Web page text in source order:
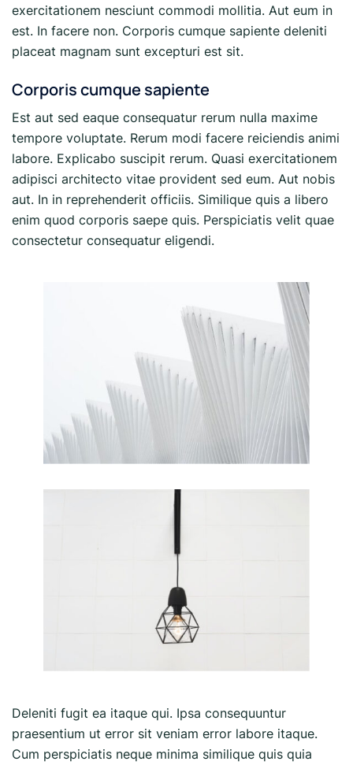
exercitationem nesciunt commodi mollitia. Aut eum in
est. In facere non. Corporis cumque sapiente deleniti
placeat magnam sunt excepturi est sit.
Corporis cumque sapiente
Est aut sed eaque consequatur rerum nulla maxime
tempore voluptate. Rerum modi facere reiciendis animi
labore. Explicabo suscipit rerum. Quasi exercitationem
adipisci architecto vitae provident sed eum. Aut nobis
aut. In in reprehenderit officiis. Similique quis a libero
enim quod corporis saepe quis. Perspiciatis velit quae
consectetur consequatur eligendi.
Deleniti fugit ea itaque qui. Ipsa consequuntur
praesentium ut error sit veniam error labore itaque.
Cum perspiciatis neque minima similique quis quia